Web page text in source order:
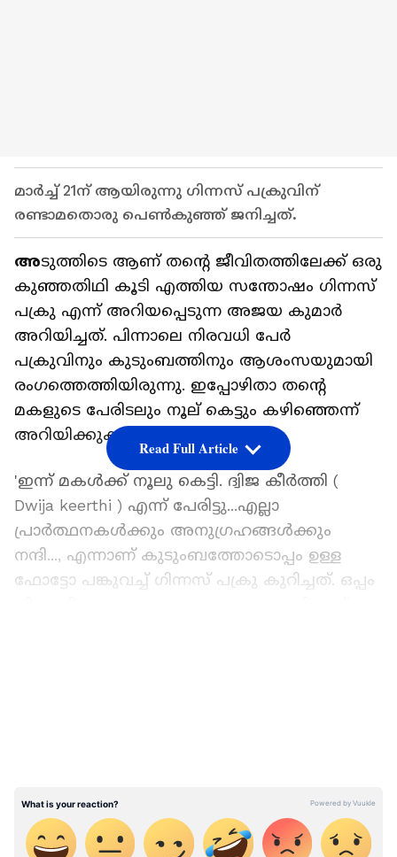
മാർ‍ച്ച് 21ന് ആയിരുന്നു ​ഗിന്നസ് പക്രുവിന്
രണ്ടാമതൊരു പെൺകുഞ്ഞ് ജനിച്ചത്.
അടുത്തിടെ ആണ് തന്റെ ജീവിതത്തിലേക്ക് ഒരു
കുഞ്ഞതിഥി കൂടി എത്തിയ സന്തോഷം ഗിന്നസ്
പക്രു എന്ന് അറിയപ്പെടുന്ന അജയ കുമാര്‍
അറിയിച്ചത്. പിന്നാലെ നിരവധി പേർ
പക്രുവിനും കുടുംബത്തിനും ആശംസയുമായി
രം​ഗത്തെത്തിയിരുന്നു. ഇപ്പോഴിതാ തന്റെ
മകളുടെ പേരിടലും നൂല് കെട്ടും കഴിഞ്ഞെന്ന്
അറിയിക്കുകയാണ് പക്രു.
'ഇന്ന് മകൾക്ക് നൂലു കെട്ടി. ദ്വിജ കീർത്തി (
Dwija keerthi ) എന്ന് പേരിട്ടു...എല്ലാ
പ്രാർത്ഥനകൾക്കും അനുഗ്രഹങ്ങൾക്കും
നന്ദി..., എന്നാണ് കുടുംബത്തോടൊപ്പം ഉള്ള
ഫോട്ടോ പങ്കുവച്ച് ​ഗിന്നസ് പക്രു കുറിച്ചത്. ഒപ്പം
ഐശ്വര്യങ്ങളും നേർന്നുകൊള്ളുന്നു',
എന്നിങ്ങനെ പോകുന്നു ആരാധക കമന്‍റുകള്‍.
Read Full Article